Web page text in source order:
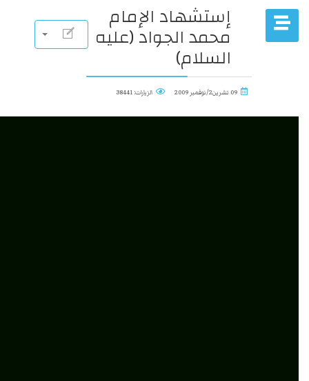
إستشهاد الإمام
محمد الجواد (عليه
السلام)
09 تشرين2/نوفمبر 2009 الزيارات: 38441